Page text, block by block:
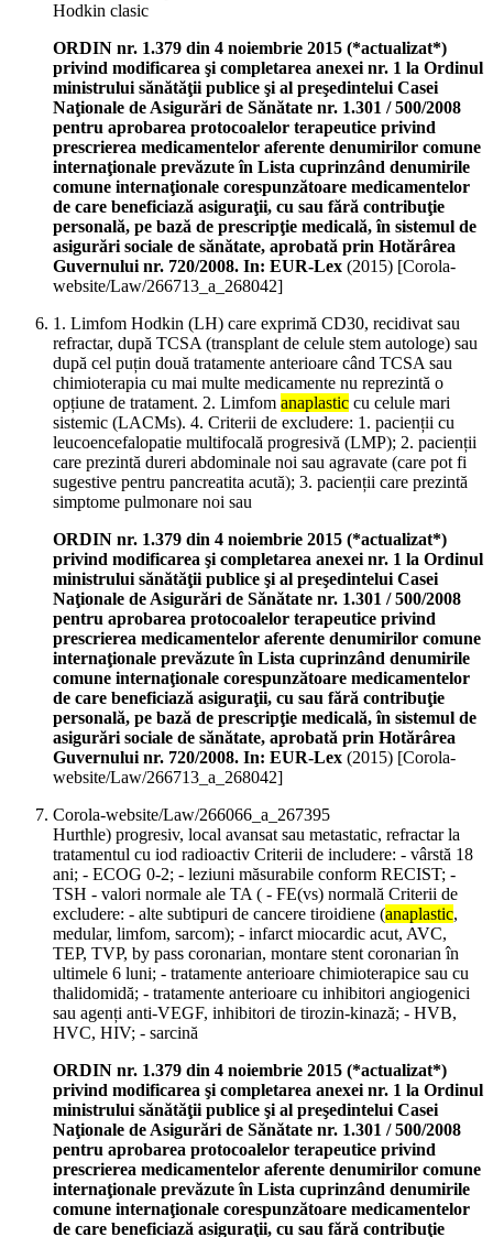
Hodkin clasic
ORDIN nr. 1.379 din 4 noiembrie 2015 (*actualizat*)
privind modificarea şi completarea anexei nr. 1 la Ordinul
ministrului sănătăţii publice şi al preşedintelui Casei
Naţionale de Asigurări de Sănătate nr. 1.301 / 500/2008
pentru aprobarea protocoalelor terapeutice privind
prescrierea medicamentelor aferente denumirilor comune
internaţionale prevăzute în Lista cuprinzând denumirile
comune internaţionale corespunzătoare medicamentelor
de care beneficiază asiguraţii, cu sau fără contribuţie
personală, pe bază de prescripţie medicală, în sistemul de
asigurări sociale de sănătate, aprobată prin Hotărârea
Guvernului nr. 720/2008. In: EUR-Lex (2015) [Corola-
website/Law/266713_a_268042]
1. Limfom Hodkin (LH) care exprimă CD30, recidivat sau
refractar, după TCSA (transplant de celule stem autologe) sau
după cel puțin două tratamente anterioare când TCSA sau
chimioterapia cu mai multe medicamente nu reprezintă o
opțiune de tratament. 2. Limfom anaplastic cu celule mari
sistemic (LACMs). 4. Criterii de excludere: 1. pacienții cu
leucoencefalopatie multifocală progresivă (LMP); 2. pacienții
care prezintă dureri abdominale noi sau agravate (care pot fi
sugestive pentru pancreatita acută); 3. pacienții care prezintă
simptome pulmonare noi sau
ORDIN nr. 1.379 din 4 noiembrie 2015 (*actualizat*)
privind modificarea şi completarea anexei nr. 1 la Ordinul
ministrului sănătăţii publice şi al preşedintelui Casei
Naţionale de Asigurări de Sănătate nr. 1.301 / 500/2008
pentru aprobarea protocoalelor terapeutice privind
prescrierea medicamentelor aferente denumirilor comune
internaţionale prevăzute în Lista cuprinzând denumirile
comune internaţionale corespunzătoare medicamentelor
de care beneficiază asiguraţii, cu sau fără contribuţie
personală, pe bază de prescripţie medicală, în sistemul de
asigurări sociale de sănătate, aprobată prin Hotărârea
Guvernului nr. 720/2008. In: EUR-Lex (2015) [Corola-
website/Law/266713_a_268042]
Corola-website/Law/266066_a_267395
Hurthle) progresiv, local avansat sau metastatic, refractar la
tratamentul cu iod radioactiv Criterii de includere: - vârstă 18
ani; - ECOG 0-2; - leziuni măsurabile conform RECIST; -
TSH - valori normale ale TA ( - FE(vs) normală Criterii de
excludere: - alte subtipuri de cancere tiroidiene (anaplastic,
medular, limfom, sarcom); - infarct miocardic acut, AVC,
TEP, TVP, by pass coronarian, montare stent coronarian în
ultimele 6 luni; - tratamente anterioare chimioterapice sau cu
thalidomidă; - tratamente anterioare cu inhibitori angiogenici
sau agenți anti-VEGF, inhibitori de tirozin-kinază; - HVB,
HVC, HIV; - sarcină
ORDIN nr. 1.379 din 4 noiembrie 2015 (*actualizat*)
privind modificarea şi completarea anexei nr. 1 la Ordinul
ministrului sănătăţii publice şi al preşedintelui Casei
Naţionale de Asigurări de Sănătate nr. 1.301 / 500/2008
pentru aprobarea protocoalelor terapeutice privind
prescrierea medicamentelor aferente denumirilor comune
internaţionale prevăzute în Lista cuprinzând denumirile
comune internaţionale corespunzătoare medicamentelor
de care beneficiază asiguraţii, cu sau fără contribuţie